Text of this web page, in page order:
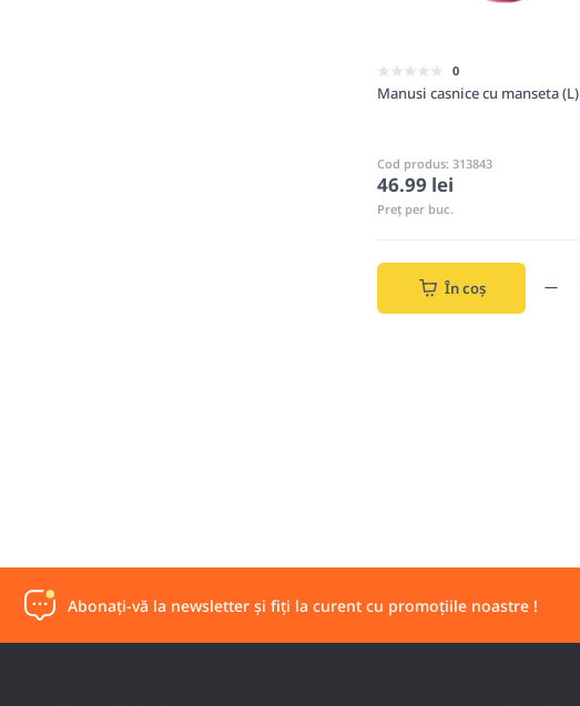
0
Manusi casnice cu manseta (L)
Cod produs: 313843
46.99 lei
Preț per buc.
În coș
Abonați-vă la newsletter și fiți la curent cu promoțiile noastre !